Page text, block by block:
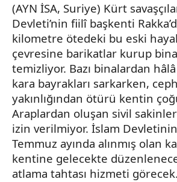
(AYN İSA, Suriye) Kürt
Devleti’nin fiilî başkenti
kilometre ötedeki bu eski
çevresine barikatlar kurup
temizliyor. Bazı binalardan
kara bayrakları sarkarken,
yakınlığından ötürü kentin
Araplardan oluşan sivil
izin verilmiyor. İslam
Temmuz ayında alınmış olan
kentine gelecekte
atlama tahtası hizmeti görecek.